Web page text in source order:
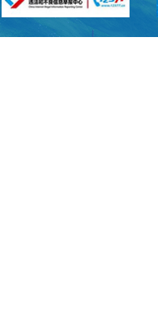
随着卓
融入甘南州